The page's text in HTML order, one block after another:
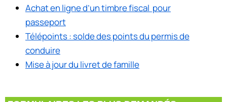
Achat en ligne d’un timbre fiscal pour
passeport
Télépoints : solde des points du permis de
conduire
Mise à jour du livret de famille